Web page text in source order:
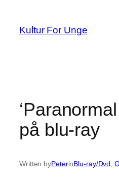
indhold
Kultur For Unge
på blu-ray
Written byPeterinBlu-ray/Dvd ,